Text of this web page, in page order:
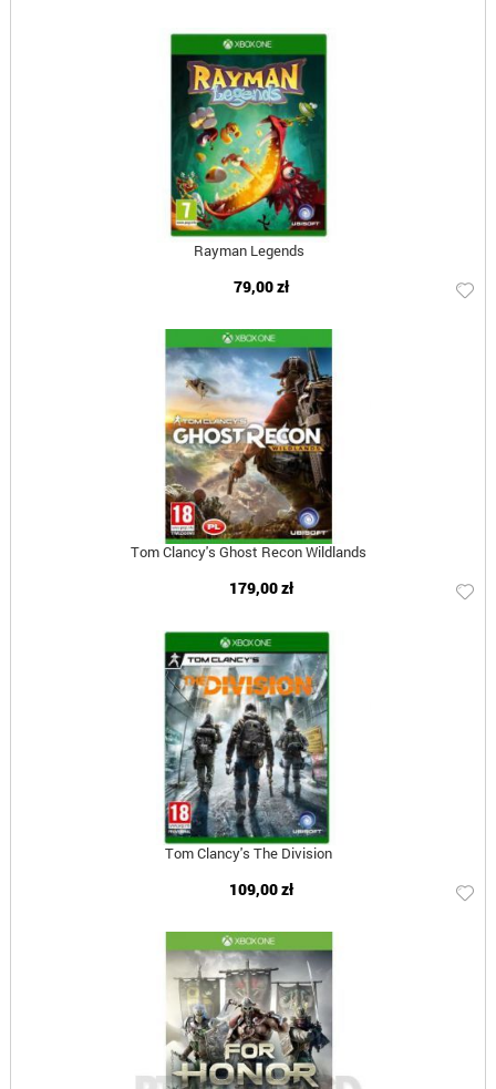
Rayman Legends
79,00 zł
Tom Clancy's Ghost Recon Wildlands
179,00 zł
Tom Clancy's The Division
109,00 zł